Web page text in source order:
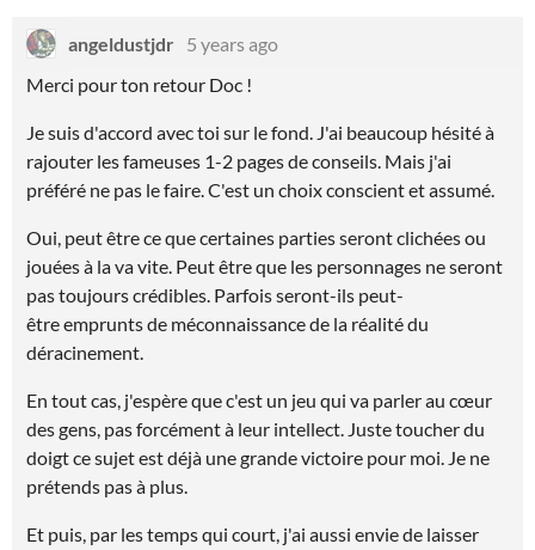
angeldustjdr 5 years ago
Merci pour ton retour Doc !
Je suis d'accord avec toi sur le fond. J'ai beaucoup hésité à
rajouter les fameuses 1-2 pages de conseils. Mais j'ai
préféré ne pas le faire. C'est un choix conscient et assumé.
Oui, peut être ce que certaines parties seront clichées ou
jouées à la va vite. Peut être que les personnages ne seront
pas toujours crédibles. Parfois seront-ils peut-
être emprunts de méconnaissance de la réalité du
déracinement.
En tout cas, j'espère que c'est un jeu qui va parler au cœur
des gens, pas forcément à leur intellect. Juste toucher du
doigt ce sujet est déjà une grande victoire pour moi. Je ne
prétends pas à plus.
Et puis, par les temps qui court, j'ai aussi envie de laisser